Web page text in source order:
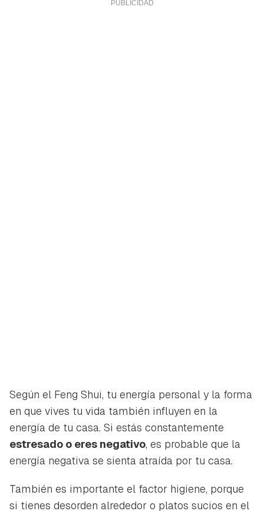
Según el Feng Shui, tu energía personal y la forma
en que vives tu vida también influyen en la
energía de tu casa. Si estás constantemente
estresado o eres negativo, es probable que la
energía negativa se sienta atraída por tu casa.
También es importante el factor higiene, porque
si tienes desorden alrededor o platos sucios en el